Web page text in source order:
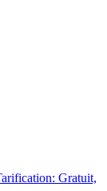
Gratuit,